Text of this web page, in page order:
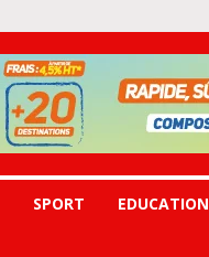
SPORT EDUCATION